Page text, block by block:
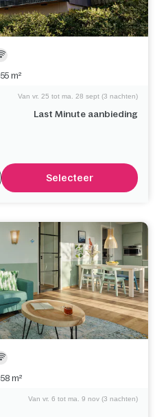
55 m²
Last Minute aanbieding
Van vr. 25 tot ma. 28 sept (3 nachten)
Selecteer
58 m²
Van vr. 6 tot ma. 9 nov (3 nachten)